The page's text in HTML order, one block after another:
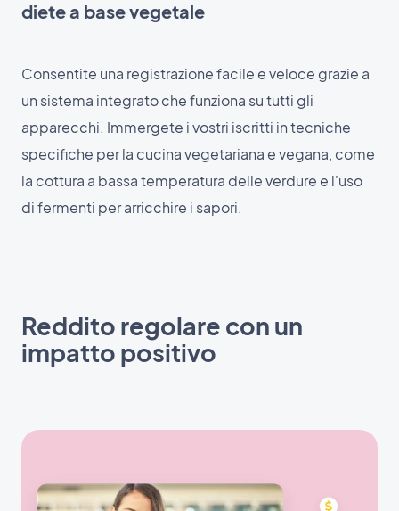
diete a base vegetale
Consentite una registrazione facile e veloce grazie a
un sistema integrato che funziona su tutti gli
apparecchi. Immergete i vostri iscritti in tecniche
specifiche per la cucina vegetariana e vegana, come
la cottura a bassa temperatura delle verdure e l'uso
di fermenti per arricchire i sapori.
Reddito regolare con un
impatto positivo